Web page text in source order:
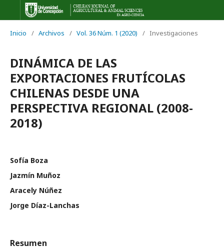
Inicio / Archivos / Vol. 36 Núm. 1 (2020) / Investigaciones
DINÁMICA DE LAS
EXPORTACIONES FRUTÍCOLAS
CHILENAS DESDE UNA
PERSPECTIVA REGIONAL (2008-
2018)
Sofía Boza
Jazmín Muñoz
Aracely Núñez
Jorge Díaz-Lanchas
Resumen